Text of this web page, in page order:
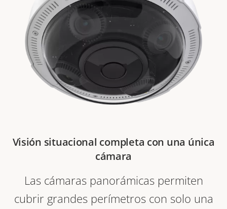
Visión situacional completa con una única
cámara
Las cámaras panorámicas permiten
cubrir grandes perímetros con solo una